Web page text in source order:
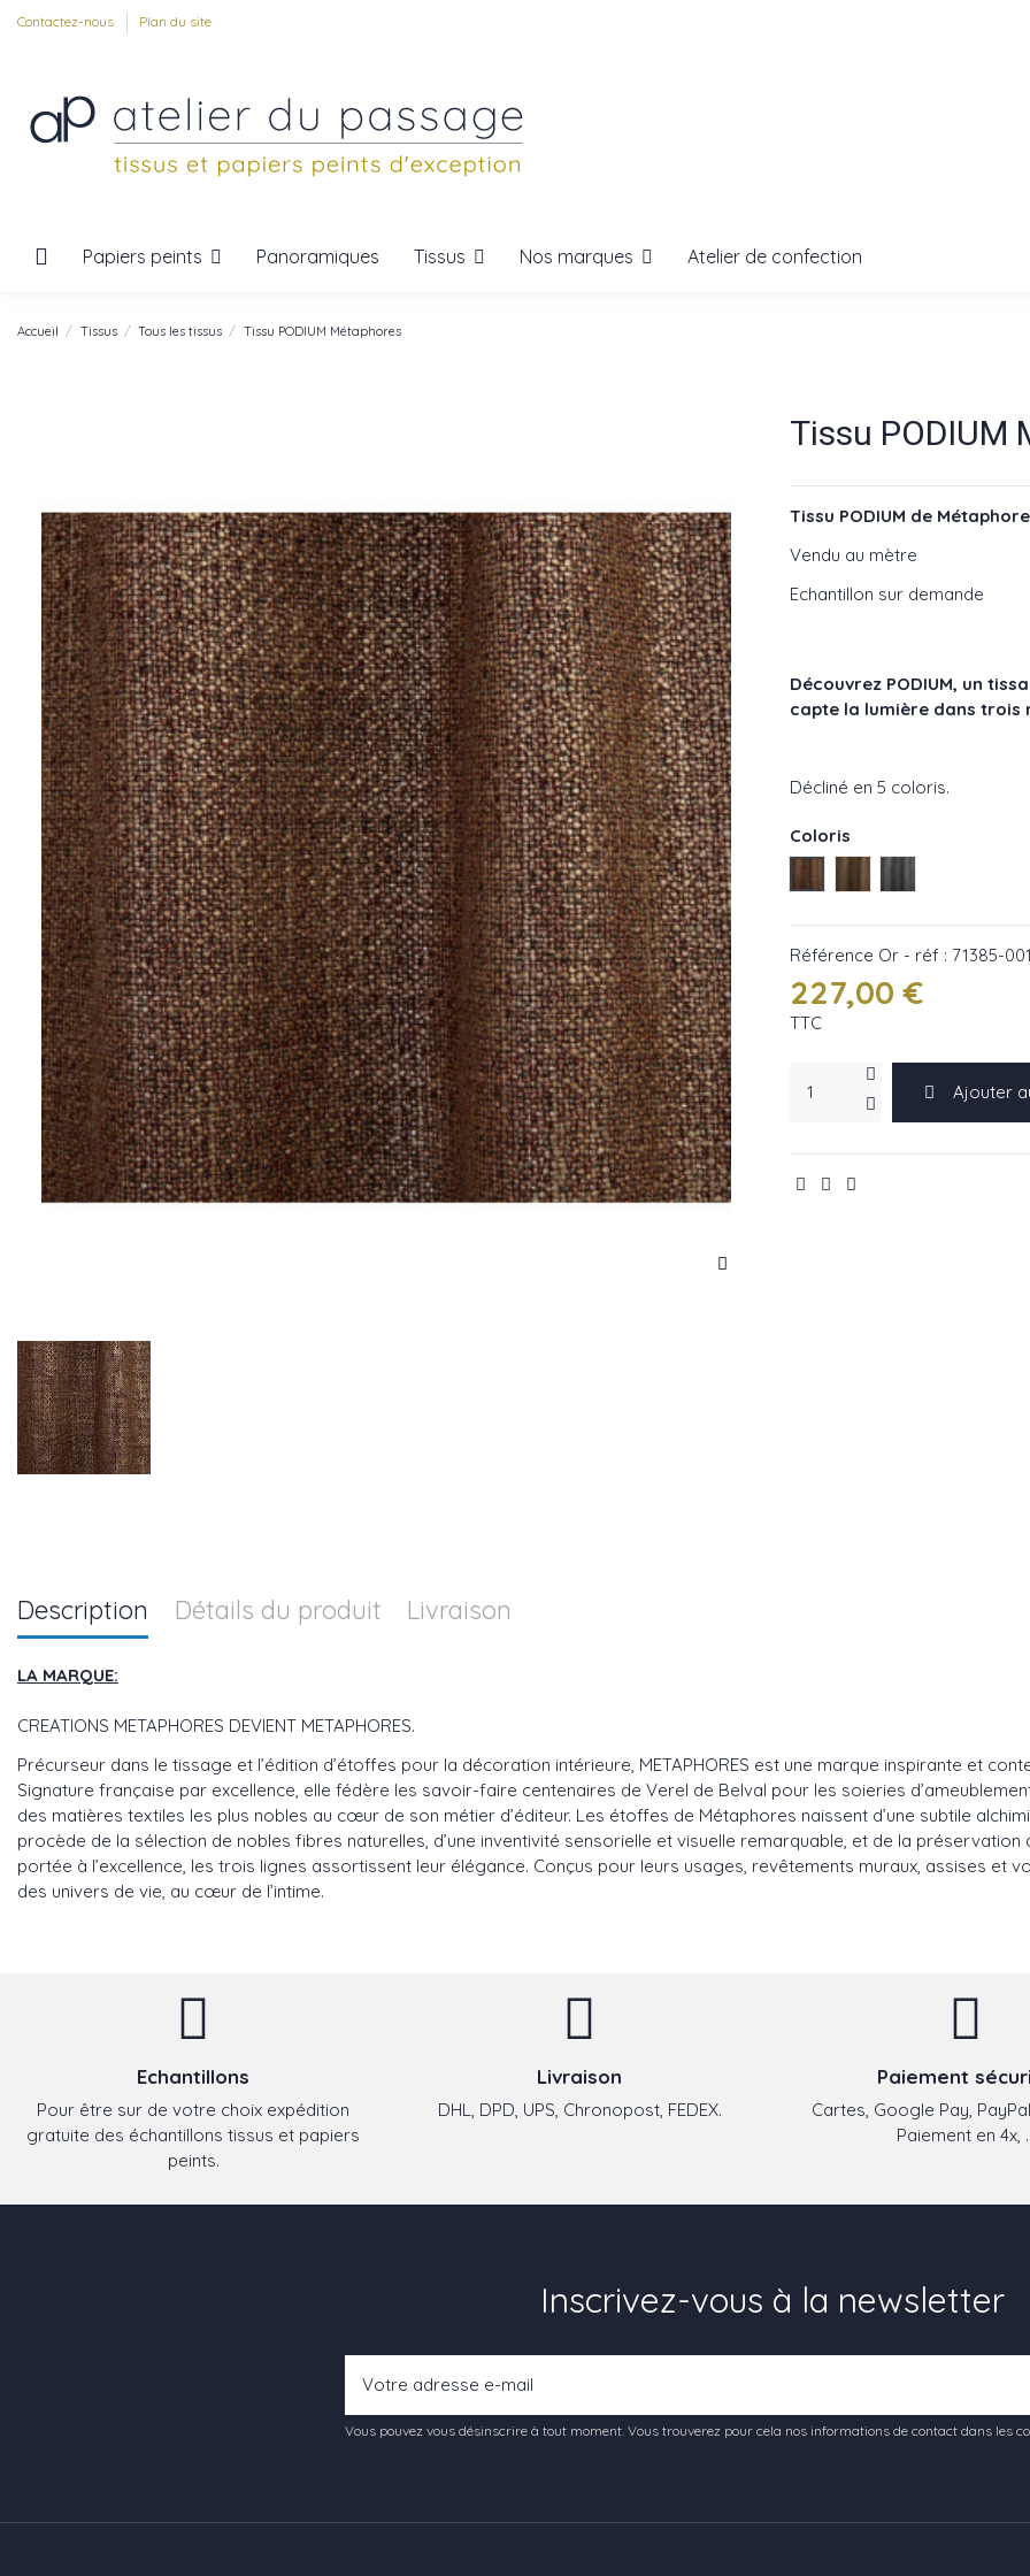
Contactez-nous Plan du site
Papiers peints Panoramiques Tissus Nos marques Atelier de confection
Accueil Tissus Tous les tissus Tissu PODIUM Métaphores
Tissu PODIUM
Tissu PODIUM de
Vendu au mètre
Echantillon sur demande
Découvrez PODIUM, un
capte la lumière dans trois
Décliné en 5 coloris.
Coloris
Référence Or - réf : 71385-001
227,00 €
TTC
Ajouter
Description Détails du produit Livraison
LA MARQUE:
CREATIONS METAPHORES DEVIENT METAPHORES.
Précurseur dans le tissage et l’édition d’étoffes pour la décoration intérieure, METAPHORES est une marque inspirante et
Signature française par excellence, elle fédère les savoir-faire centenaires de Verel de Belval pour les soieries
des matières textiles les plus nobles au cœur de son métier d’éditeur. Les étoffes de Métaphores naissent d’une subtile
procède de la sélection de nobles fibres naturelles, d’une inventivité sensorielle et visuelle remarquable, et de la
portée à l’excellence, les trois lignes assortissent leur élégance. Conçus pour leurs usages, revêtements muraux, assises et
des univers de vie, au cœur de l’intime.
Echantillons
Pour être sur de votre choix expédition
gratuite des échantillons tissus et papiers
peints.
Livraison
DHL, DPD, UPS, Chronopost, FEDEX.
Paiement
Cartes, Google Pay,
Paiement en 4x,
Inscrivez-vous à la newsletter
Vous pouvez vous désinscrire à tout moment. Vous trouverez pour cela nos informations de contact dans les